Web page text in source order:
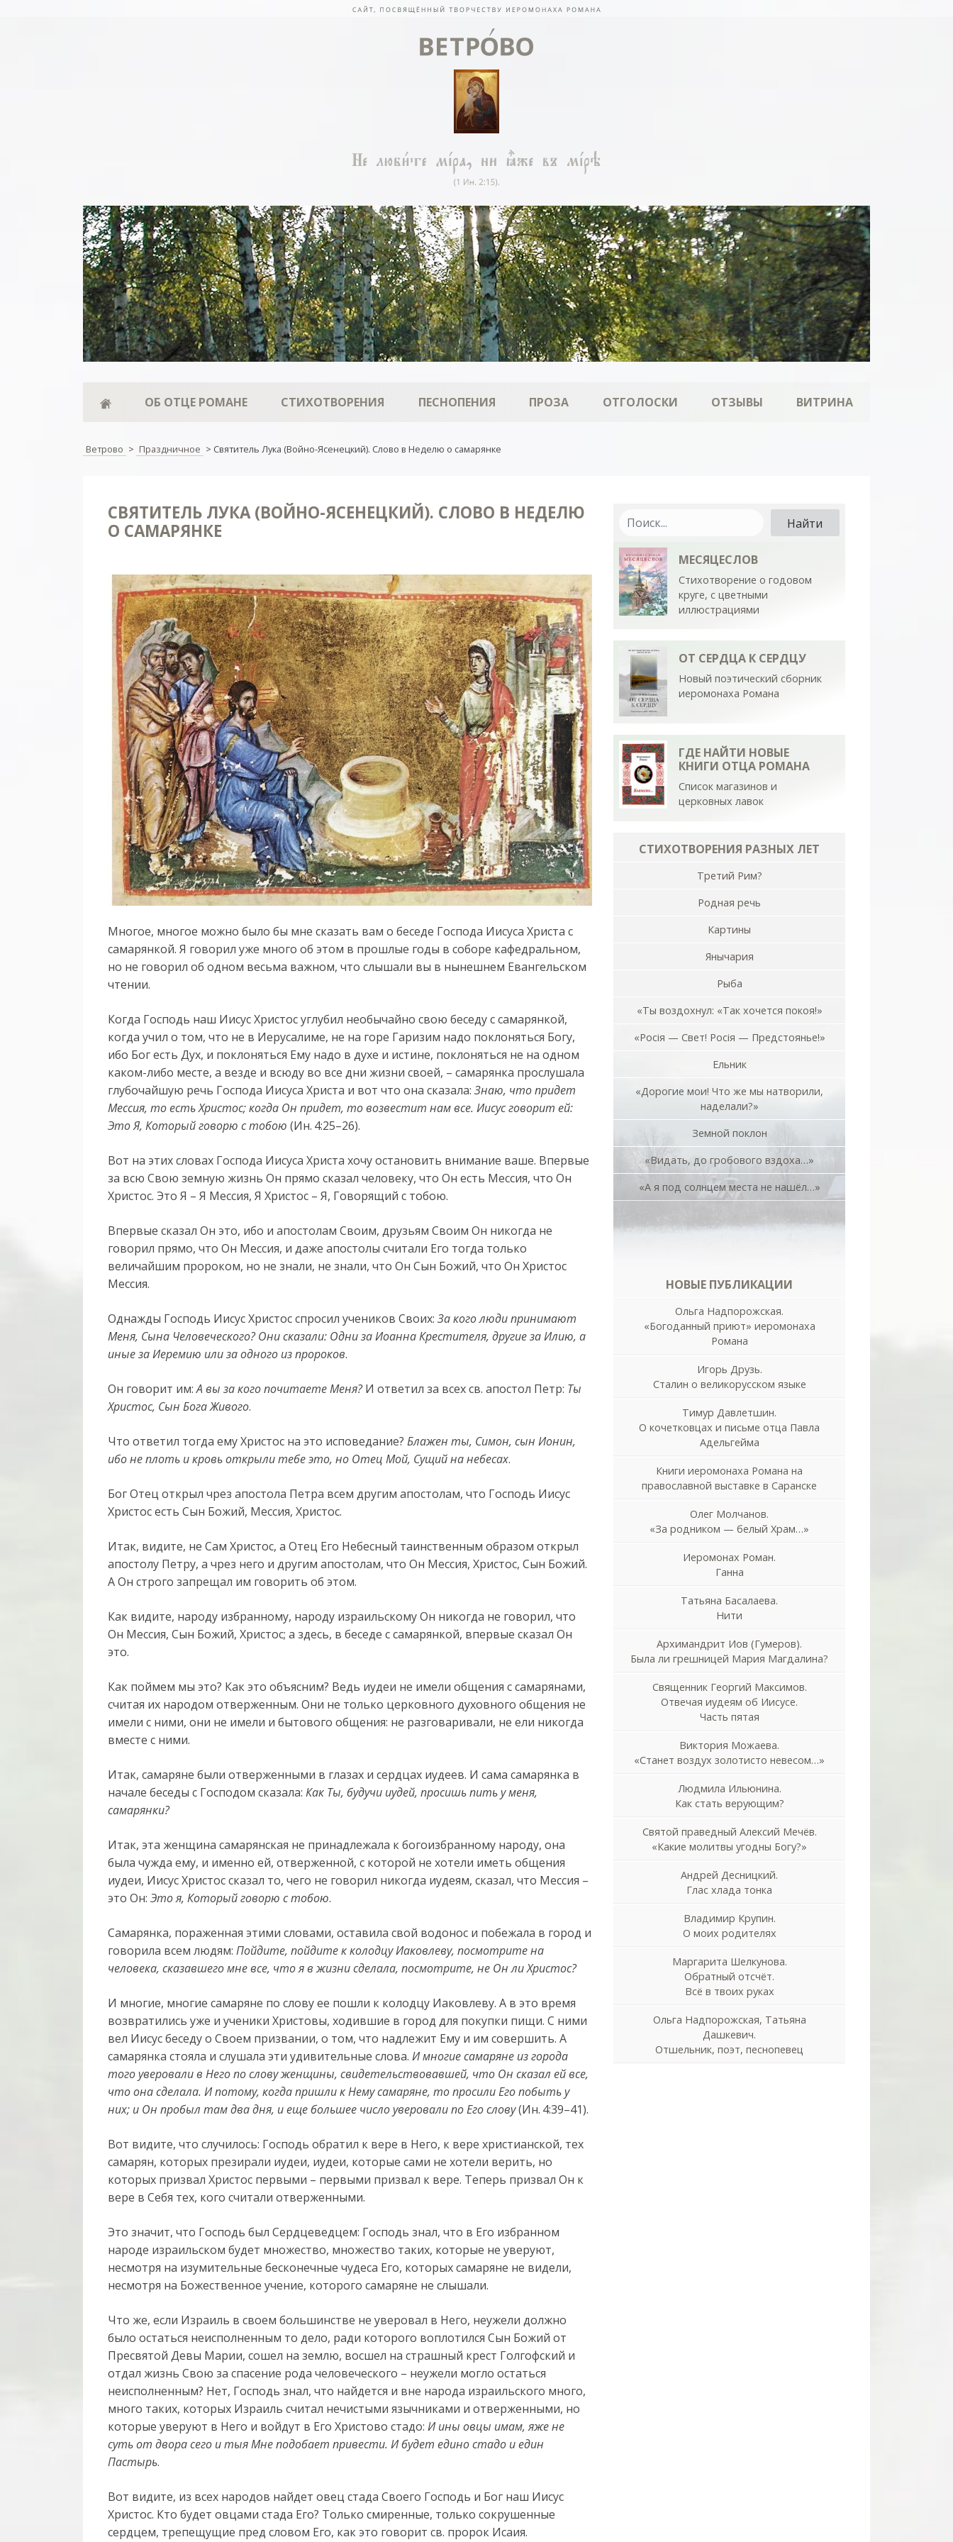
ОБ ОТЦЕ РОМАНЕ СТИХОТВОРЕНИЯ ПЕСНОПЕНИЯ ПРОЗА ОТГОЛОСКИ ОТЗЫВЫ ВИТРИНА
Ветрово > Праздничное > Святитель Лука (Войно-Ясенецкий). Слово в Неделю о самарянке
СВЯТИТЕЛЬ ЛУКА (ВОЙНО-ЯСЕНЕЦКИЙ). СЛОВО В НЕДЕЛЮ
О САМАРЯНКЕ
Многое, многое можно было бы мне сказать вам о беседе Господа Иисуса Христа с
самарянкой. Я говорил уже много об этом в прошлые годы в соборе кафедральном,
но не говорил об одном весьма важном, что слышали вы в нынешнем Евангельском
чтении.
Когда Господь наш Иисус Христос углубил необычайно свою беседу с самарянкой,
когда учил о том, что не в Иерусалиме, не на горе Гаризим надо поклоняться Богу,
ибо Бог есть Дух, и поклоняться Ему надо в духе и истине, поклоняться не на одном
каком-либо месте, а везде и всюду во все дни жизни своей, – самарянка прослушала
глубочайшую речь Господа Иисуса Христа и вот что она сказала:Знаю, что придет
Мессия, то есть Христос; когда Он придет, то возвестит нам все. Иисус говорит ей:
Это Я, Который говорю с тобою (Ин. 4:25–26).
Вот на этих словах Господа Иисуса Христа хочу остановить внимание ваше. Впервые
за всю Свою земную жизнь Он прямо сказал человеку, что Он есть Мессия, что Он
Христос. Это Я – Я Мессия, Я Христос – Я, Говорящий с тобою.
Впервые сказал Он это, ибо и апостолам Своим, друзьям Своим Он никогда не
говорил прямо, что Он Мессия, и даже апостолы считали Его тогда только
величайшим пророком, но не знали, не знали, что Он Сын Божий, что Он Христос
Мессия.
Однажды Господь Иисус Христос спросил учеников Своих:За кого люди принимают
Меня, Сына Человеческого? Они сказали: Одни за Иоанна Крестителя, другие за Илию, а
иные за Иеремию или за одного из пророков.
Он говорит им:А вы за кого почитаете Меня?И ответил за всех св. апостол Петр: Ты
Христос, Сын Бога Живого.
Что ответил тогда ему Христос на это исповедание?Блажен ты, Симон, сын Ионин,
ибо не плоть и кровь открыли тебе это, но Отец Мой, Сущий на небесах.
Бог Отец открыл чрез апостола Петра всем другим апостолам, что Господь Иисус
Христос есть Сын Божий, Мессия, Христос.
Итак, видите, не Сам Христос, а Отец Его Небесный таинственным образом открыл
апостолу Петру, а чрез него и другим апостолам, что Он Мессия, Христос, Сын Божий.
А Он строго запрещал им говорить об этом.
Как видите, народу избранному, народу израильскому Он никогда не говорил, что
Он Мессия, Сын Божий, Христос; а здесь, в беседе с самарянкой, впервые сказал Он
это.
Как поймем мы это? Как это объясним? Ведь иудеи не имели общения с самарянами,
считая их народом отверженным. Они не только церковного духовного общения не
имели с ними, они не имели и бытового общения: не разговаривали, не ели никогда
вместе с ними.
Итак, самаряне были отверженными в глазах и сердцах иудеев. И сама самарянка в
начале беседы с Господом сказала:Как Ты, будучи иудей, просишь пить у меня,
самарянки?
Итак, эта женщина самарянская не принадлежала к богоизбранному народу, она
была чужда ему, и именно ей, отверженной, с которой не хотели иметь общения
иудеи, Иисус Христос сказал то, чего не говорил никогда иудеям, сказал, что Мессия –
это Он:Это я, Который говорю с тобою.
Самарянка, пораженная этими словами, оставила свой водонос и побежала в город и
говорила всем людям:Пойдите, пойдите к колодцу Иаковлеву, посмотрите на
человека, сказавшего мне все, что я в жизни сделала, посмотрите, не Он ли Христос?
И многие, многие самаряне по слову ее пошли к колодцу Иаковлеву. А в это время
возвратились уже и ученики Христовы, ходившие в город для покупки пищи. С ними
вел Иисус беседу о Своем призвании, о том, что надлежит Ему и им совершить. А
самарянка стояла и слушала эти удивительные слова.И многие самаряне из города
того уверовали в Него по слову женщины, свидетельствовавшей, что Он сказал ей все,
что она сделала. И потому, когда пришли к Нему самаряне, то просили Его побыть у
них; и Он пробыл там два дня, и еще большее число уверовали по Его слову(Ин. 4:39–41).
Вот видите, что случилось: Господь обратил к вере в Него, к вере христианской, тех
самарян, которых презирали иудеи, иудеи, которые сами не хотели верить, но
которых призвал Христос первыми – первыми призвал к вере. Теперь призвал Он к
вере в Себя тех, кого считали отверженными.
Это значит, что Господь был Сердцеведцем: Господь знал, что в Его избранном
народе израильском будет множество, множество таких, которые не уверуют,
несмотря на изумительные бесконечные чудеса Его, которых самаряне не видели,
несмотря на Божественное учение, которого самаряне не слышали.
Что же, если Израиль в своем большинстве не уверовал в Него, неужели должно
было остаться неисполненным то дело, ради которого воплотился Сын Божий от
Пресвятой Девы Марии, сошел на землю, восшел на страшный крест Голгофский и
отдал жизнь Свою за спасение рода человеческого – неужели могло остаться
неисполненным? Нет, Господь знал, что найдется и вне народа израильского много,
много таких, которых Израиль считал нечистыми язычниками и отверженными, но
которые уверуют в Него и войдут в Его Христово стадо:И ины овцы имам, яже не
суть от двора сего и тыя Мне подобает привести. И будет едино стадо и един
Пастырь.
Вот видите, из всех народов найдет овец стада Своего Господь и Бог наш Иисус
Христос. Кто будет овцами стада Его? Только смиренные, только сокрушенные
сердцем, трепещущие пред словом Его, как это говорит св. пророк Исаия.
МЕСЯЦЕСЛОВ
Стихотворение о годовом
круге, с цветными
иллюстрациями
ОТ СЕРДЦА К СЕРДЦУ
Новый поэтический сборник
иеромонаха Романа
ГДЕ НАЙТИ НОВЫЕ
КНИГИ ОТЦА РОМАНА
Список магазинов и
церковных лавок
СТИХОТВОРЕНИЯ РАЗНЫХ ЛЕТ
Третий Рим?
Родная речь
Картины
Янычария
Рыба
«Ты воздохнул: «Так хочется покоя!»
«Росiя — Свет! Росiя — Предстоянье!»
Ельник
«Дорогие мои! Что же мы натворили,
наделали?»
Земной поклон
«Видать, до гробового вздоха…»
«А я под солнцем места не нашёл…»
НОВЫЕ ПУБЛИКАЦИИ
Ольга Надпорожская.
«Богоданный приют» иеромонаха
Романа
Игорь Друзь.
Сталин о великорусском языке
Тимур Давлетшин.
О кочетковцах и письме отца Павла
Адельгейма
Книги иеромонаха Романа на
православной выставке в Саранске
Олег Молчанов.
«За родником — белый Храм…»
Иеромонах Роман.
Ганна
Татьяна Басалаева.
Нити
Архимандрит Иов (Гумеров).
Была ли грешницей Мария Магдалина?
Священник Георгий Максимов.
Отвечая иудеям об Иисусе.
Часть пятая
Виктория Можаева.
«Станет воздух золотисто невесом…»
Людмила Ильюнина.
Как стать верующим?
Святой праведный Алексий Мечёв.
«Какие молитвы угодны Богу?»
Андрей Десницкий.
Глас хлада тонка
Владимир Крупин.
О моих родителях
Маргарита Шелкунова.
Обратный отсчёт.
Всё в твоих руках
Ольга Надпорожская, Татьяна
Дашкевич.
Отшельник, поэт, песнопевец